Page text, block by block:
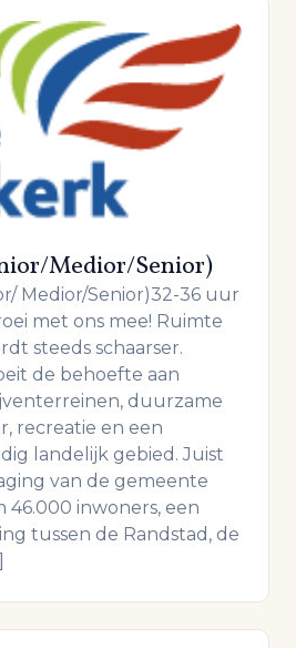
Medior/Senior)
Medior/Senior)32-36 uur
met ons mee! Ruimte
steeds schaarser.
de behoefte aan
duurzame
recreatie en een
landelijk gebied. Juist
van de gemeente
46.000 inwoners, een
tussen de Randstad, de